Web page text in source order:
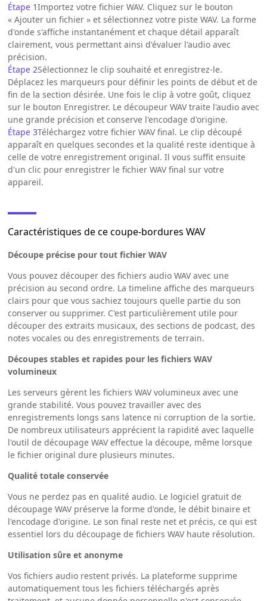
Étape 1Importez votre fichier WAV. Cliquez sur le bouton
« Ajouter un fichier » et sélectionnez votre piste WAV. La forme
d'onde s'affiche instantanément et chaque détail apparaît
clairement, vous permettant ainsi d'évaluer l'audio avec
précision.
Étape 2Sélectionnez le clip souhaité et enregistrez-le.
Déplacez les marqueurs pour définir les points de début et de
fin de la section désirée. Une fois le clip à votre goût, cliquez
sur le bouton Enregistrer. Le découpeur WAV traite l'audio avec
une grande précision et conserve l'encodage d'origine.
Étape 3Téléchargez votre fichier WAV final. Le clip découpé
apparaît en quelques secondes et la qualité reste identique à
celle de votre enregistrement original. Il vous suffit ensuite
d'un clic pour enregistrer le fichier WAV final sur votre
appareil.
Caractéristiques de ce coupe-bordures WAV
Découpe précise pour tout fichier WAV
Vous pouvez découper des fichiers audio WAV avec une
précision au second ordre. La timeline affiche des marqueurs
clairs pour que vous sachiez toujours quelle partie du son
conserver ou supprimer. C'est particulièrement utile pour
découper des extraits musicaux, des sections de podcast, des
notes vocales ou des enregistrements de terrain.
Découpes stables et rapides pour les fichiers WAV
volumineux
Les serveurs gèrent les fichiers WAV volumineux avec une
grande stabilité. Vous pouvez travailler avec des
enregistrements longs sans latence ni corruption de la sortie.
De nombreux utilisateurs apprécient la rapidité avec laquelle
l'outil de découpage WAV effectue la découpe, même lorsque
le fichier original dure plusieurs minutes.
Qualité totale conservée
Vous ne perdez pas en qualité audio. Le logiciel gratuit de
découpage WAV préserve la forme d'onde, le débit binaire et
l'encodage d'origine. Le son final reste net et précis, ce qui est
essentiel lors du découpage de fichiers WAV haute résolution.
Utilisation sûre et anonyme
Vos fichiers audio restent privés. La plateforme supprime
automatiquement tous les fichiers téléchargés après